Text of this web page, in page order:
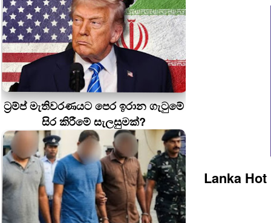
ට්‍රම්ප් මැතිවරණයට පෙර ඉරාන ගැටුමේ
සිර කිරීමේ සැලසුමක්?
Lanka